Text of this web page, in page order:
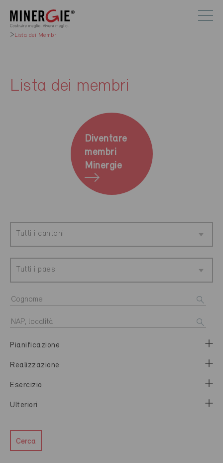
Lista dei Membri
Lista dei membri
Diventare
membri
Minergie
Tutti i cantoni
Tutti i paesi
Pianificazione
Realizzazione
Esercizio
Ulteriori
Cerca